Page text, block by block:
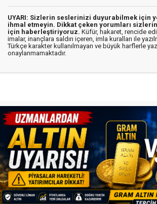
UYARI: Sizlerin seslerinizi duyurabilmek için
ihmal etmeyin. Dikkat çeken yorumları
için haberleştiriyoruz. Küfür, hakaret, rencide
imalar, inançlara saldırı içeren, imla kuralları ile
Türkçe karakter kullanılmayan ve büyük harflerle
onaylanmamaktadır.